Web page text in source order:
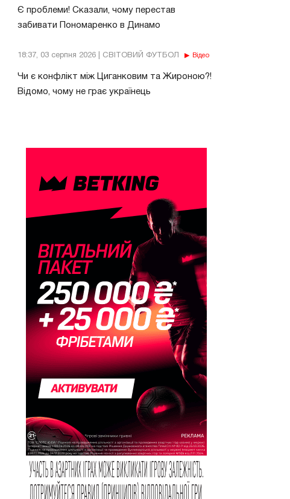
Є проблеми! Сказали, чому перестав
забивати Пономаренко в Динамо
18:37, 03 серпня 2026 | СВІТОВИЙ ФУТБОЛ Відео
Чи є конфлікт між Циганковим та Жироною?!
Відомо, чому не грає українець